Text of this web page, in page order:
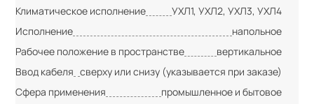
Климатическое исполнение
УХЛ1, УХЛ2, УХЛ3, УХЛ4
Исполнение
напольное
Рабочее положение в пространстве
вертикальное
Ввод кабеля сверху или снизу (указывается при заказе)
Сфера применения
промышленное и бытовое